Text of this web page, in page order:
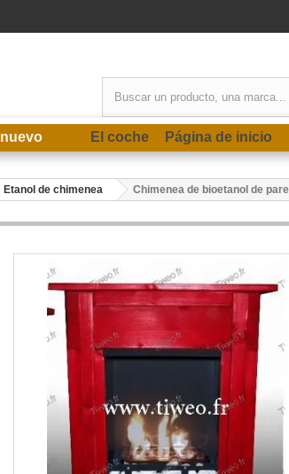
nuevo El coche Página de inicio
Etanol de chimenea Chimenea de bioetanol de